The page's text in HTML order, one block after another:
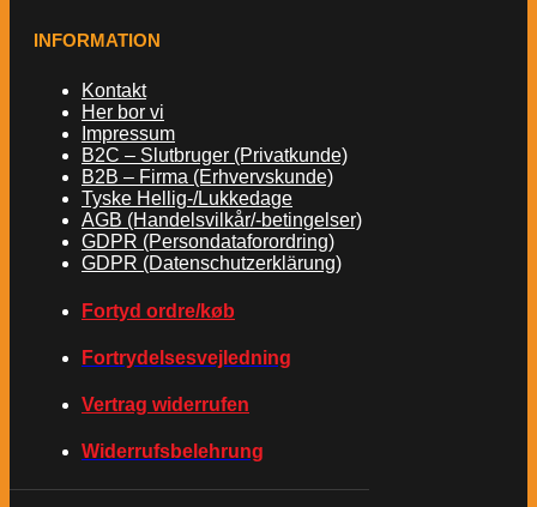
INFORMATION
Kontakt
Her bor vi
Impressum
B2C – Slutbruger (Privatkunde)
B2B – Firma (Erhvervskunde)
Tyske Hellig-/Lukkedage
AGB (Handelsvilkår/-betingelser)
GDPR (Persondataforordring)
GDPR (Datenschutzerklärung)
Fortyd ordre/køb
Fortrydelsesvejledning
Vertrag widerrufen
Widerrufsbelehrung